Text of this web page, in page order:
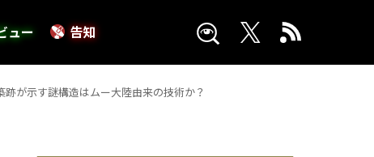
ュー 告知
が示す謎構造はムー大陸由来の技術か？